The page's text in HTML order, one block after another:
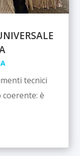
tecnici
è